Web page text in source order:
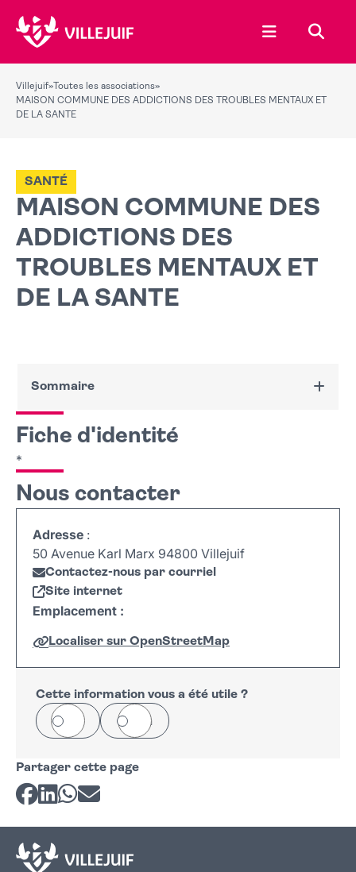
Ouvrir le
Villejuif» Toutes les associations»
MAISON COMMUNE DES ADDICTIONS DES TROUBLES MENTAUX ET
DE LA SANTE
MAISON COMMUNE DES
ADDICTIONS DES
TROUBLES MENTAUX ET
DE LA SANTE
SANTÉ
Sommaire
Fiche d'identité
Fiche d'identité
*
Nous contacter
Adresse :
50 Avenue Karl Marx 94800 Villejuif
Contactez-nous par courriel
Site internet
Emplacement :
Localiser sur OpenStreetMap
+
−
Leaflet
Cette information vous a été utile ?
Oui Non
Partager cette page
Partager sur Facebook
Partager sur LinkedIn
Partager sur Whatsapp
Partager par courriel